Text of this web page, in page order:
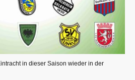
in dieser Saison wieder in der